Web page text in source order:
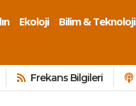
Ekoloji
Bilim & Teknoloji
Frekans Bilgileri